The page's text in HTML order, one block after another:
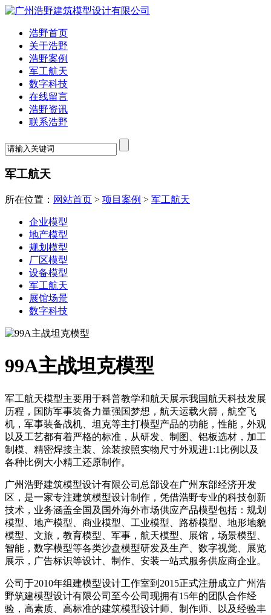
浩野首页
关于浩野
浩野案例
军工航天
数字科技
在线留言
浩野资讯
联系浩野
军工航天
所在位置： 网站首页 > 项目案例 > 军工航天
企业模型
地产模型
规划模型
厂区模型
设备模型
军工航天
展馆场景
数字科技
99A主战坦克模型
军工航天模型主要用于科普教学和航天展示我国航天科技发展
历程，国防军事装备力量强国梦想，航天运载火箭，航空飞
机，军事装备战机、坦克等主打模型产品的功能，性能，外观
以及工艺都有着严格的标准，从研发、制图、铝板选材，加工
制模、精密焊接主装、涂装按照实物尺寸外观进1:1比例以及
各种比例大小精工还原制作。
广州浩野建筑模型设计有限公司总部设在广州东部经济开发
区，是一家专注建筑模型设计制作，凭借浩野专业的科技创新
技术，业务涵盖全国及国外海外市场供应产品模型包括：规划
模型、地产模型、商业模型、工业模型、路桥模型、地形地貌
模型、文旅，教育模型、军事，航天模型、展馆，场景模型、
智能，数字模型等各类沙盘模型研发及生产、数字视觉、展览
展示，广告标识等设计、制作、安装一站式服务供应商企业。
公司于2010年组建模型设计工作室到2015正式注册成立广州浩
野筑建模型设计有限公司至今公司现拥有15年的团队合作经
验，高素质、高标准的建筑模型设计师、制作师、以及经验丰